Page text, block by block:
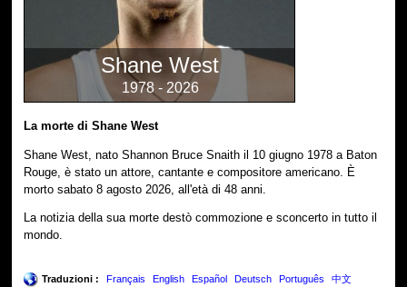
Shane West
1978 - 2026
La morte di Shane West
Shane West, nato Shannon Bruce Snaith il 10 giugno 1978 a Baton
Rouge, è stato un attore, cantante e compositore americano. È
morto sabato 8 agosto 2026, all'età di 48 anni.
La notizia della sua morte destò commozione e sconcerto in tutto il
mondo.
Traduzioni : Français English Español Deutsch Português 中文